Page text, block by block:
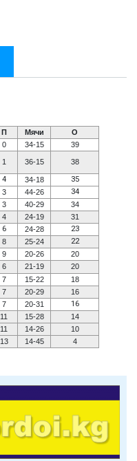
П Мячи
О
0 34-15 39
1 36-15 38
4 34-18 35
3 44-26 34
3 40-29
34
4 24-19
31
6 24-28 23
8 25-24 22
9 20-26
20
6 21-19
20
7 15-22
18
7 20-29
16
7 20-31 16
11 15-28
14
11 14-26
10
13 14-45 4